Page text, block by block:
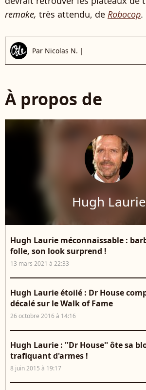
remake, très attendu, de Robocop.
Par Nicolas N. |
À propos de
Hugh Laurie
Hugh Laurie méconnaissable :
folle, son look surprend !
13 mars 2021 à 22:33
Hugh Laurie étoilé : Dr House
décalé sur le Walk of Fame
26 octobre 2016 à 14:16
Hugh Laurie : ''Dr House'' ôte sa
trafiquant d'armes !
8 juin 2015 à 19:17